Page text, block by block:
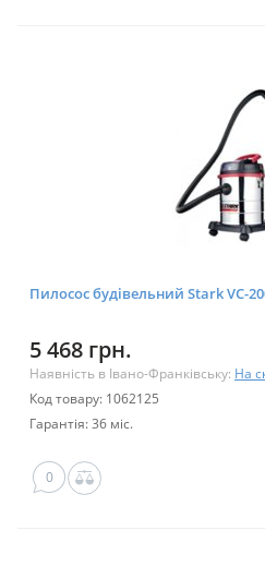
Пилосос будівельний Stark VC-
5 468 грн.
Наявність в Івано-Франківську: На
Код товару: 1062125
Гарантія: 36 міс.
0